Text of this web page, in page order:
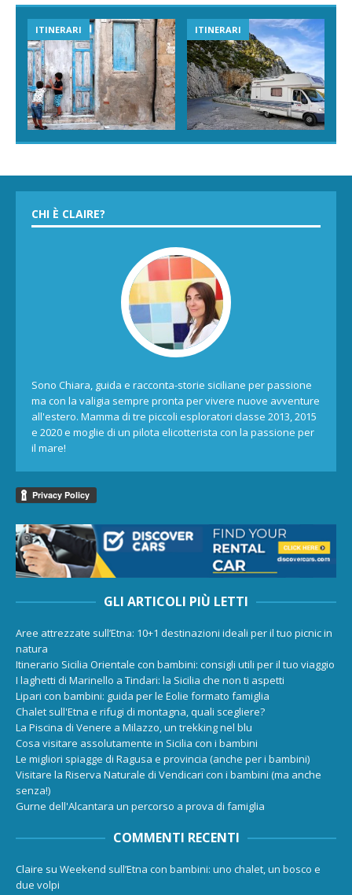
ITINERARI ITINERARI
CHI È CLAIRE?
Sono Chiara, guida e racconta-storie siciliane per passione
ma con la valigia sempre pronta per vivere nuove avventure
all'estero. Mamma di tre piccoli esploratori classe 2013, 2015
e 2020 e moglie di un pilota elicotterista con la passione per
il mare!
GLI ARTICOLI PIÙ LETTI
Aree attrezzate sull’Etna: 10+1 destinazioni ideali per il tuo picnic in
natura
Itinerario Sicilia Orientale con bambini: consigli utili per il tuo viaggio
I laghetti di Marinello a Tindari: la Sicilia che non ti aspetti
Lipari con bambini: guida per le Eolie formato famiglia
Chalet sull'Etna e rifugi di montagna, quali scegliere?
La Piscina di Venere a Milazzo, un trekking nel blu
Cosa visitare assolutamente in Sicilia con i bambini
Le migliori spiagge di Ragusa e provincia (anche per i bambini)
Visitare la Riserva Naturale di Vendicari con i bambini (ma anche
senza!)
Gurne dell'Alcantara un percorso a prova di famiglia
COMMENTI RECENTI
Claire su Weekend sull’Etna con bambini: uno chalet, un bosco e
due volpi